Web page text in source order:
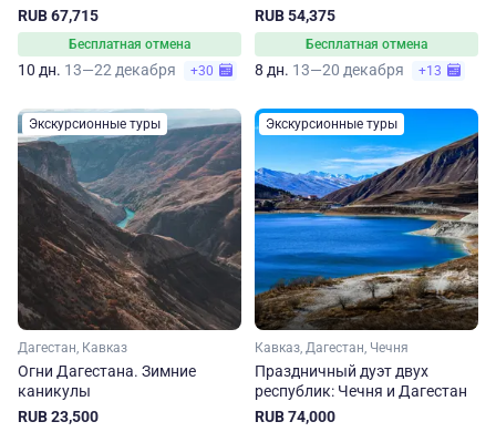
RUB 67,715
Бесплатная отмена
10 дн. 13—22 декабря +30
RUB 54,375
Бесплатная отмена
8 дн. 13—20 декабря +13
Экскурсионные туры
Дагестан, Кавказ
Огни Дагестана. Зимние
каникулы
RUB 23,500
Экскурсионные туры
Кавказ, Дагестан, Чечня
Праздничный дуэт двух
республик: Чечня и Дагестан
RUB 74,000